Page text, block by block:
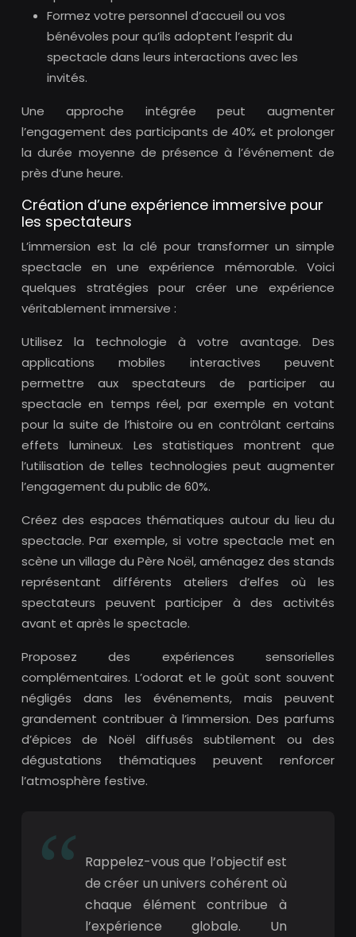
Formez votre personnel d’accueil ou vos
bénévoles pour qu’ils adoptent l’esprit du
spectacle dans leurs interactions avec les
invités.
Une approche intégrée peut augmenter
l’engagement des participants de 40% et prolonger
la durée moyenne de présence à l’événement de
près d’une heure.
Création d’une expérience immersive pour
les spectateurs
L’immersion est la clé pour transformer un simple
spectacle en une expérience mémorable. Voici
quelques stratégies pour créer une expérience
véritablement immersive :
Utilisez la technologie à votre avantage. Des
applications mobiles interactives peuvent
permettre aux spectateurs de participer au
spectacle en temps réel, par exemple en votant
pour la suite de l’histoire ou en contrôlant certains
effets lumineux. Les statistiques montrent que
l’utilisation de telles technologies peut augmenter
l’engagement du public de 60%.
Créez des espaces thématiques autour du lieu du
spectacle. Par exemple, si votre spectacle met en
scène un village du Père Noël, aménagez des stands
représentant différents ateliers d’elfes où les
spectateurs peuvent participer à des activités
avant et après le spectacle.
Proposez des expériences sensorielles
complémentaires. L’odorat et le goût sont souvent
négligés dans les événements, mais peuvent
grandement contribuer à l’immersion. Des parfums
d’épices de Noël diffusés subtilement ou des
dégustations thématiques peuvent renforcer
l’atmosphère festive.
Rappelez-vous que l’objectif est
de créer un univers cohérent où
chaque élément contribue à
l’expérience globale. Un